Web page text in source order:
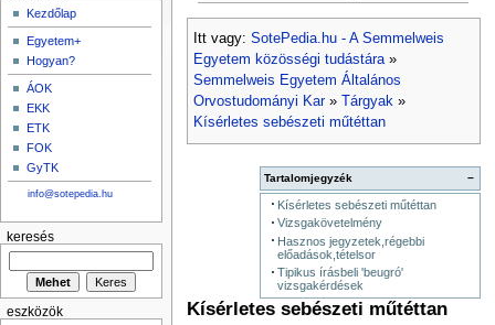
Itt vagy: SotePedia.hu - A Semmelweis
Egyetem közösségi tudástára»
Semmelweis Egyetem Általános
Orvostudományi Kar» Tárgyak»
Kísérletes sebészeti műtéttan
−
Tartalomjegyzék
Kísérletes sebészeti műtéttan
Vizsgakövetelmény
Hasznos jegyzetek,régebbi
előadások,tételsor
Tipikus írásbeli 'beugró'
vizsgakérdések
Kísérletes sebészeti műtéttan
Kezdőlap
Egyetem+
Hogyan?
ÁOK
EKK
ETK
FOK
GyTK
info@sotepedia.hu
keresés
eszközök